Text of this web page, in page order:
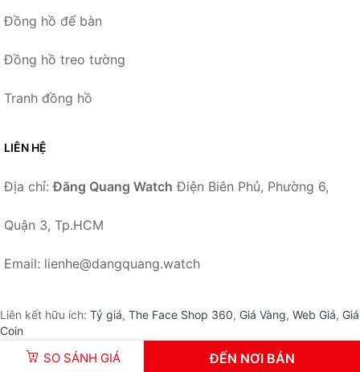
SO SÁNH GIÁ ĐẾN NƠI BÁN
Đồng hồ để bàn
Đồng hồ treo tường
Tranh đồng hồ
LIÊN HỆ
Địa chỉ:Đăng Quang Watch Điện Biên Phủ, Phường 6,
Quận 3, Tp.HCM
Email: lienhe@dangquang.watch
Liên kết hữu ích: Tỷ giá, The Face Shop 360, Giá Vàng, Web Giá, Giá
Coin
© 2026 – DangQuang.Watch Đăng Quang Watch